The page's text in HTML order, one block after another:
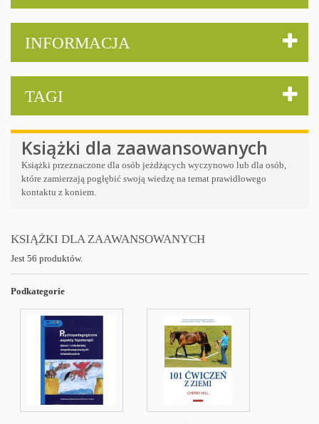
INFORMACJA
TAGI
Książki dla zaawansowanych
Książki przeznaczone dla osób jeżdżących wyczynowo lub dla osób,
które zamierzają pogłębić swoją wiedzę na temat prawidłowego
kontaktu z koniem.
KSIĄŻKI DLA ZAAWANSOWANYCH
Jest 56 produktów.
Podkategorie